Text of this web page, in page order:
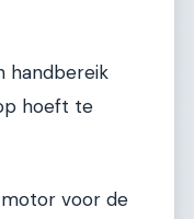
handbereik
hoeft te
motor voor de